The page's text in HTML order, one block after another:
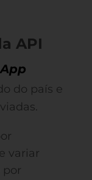
API
do país e
variar
por